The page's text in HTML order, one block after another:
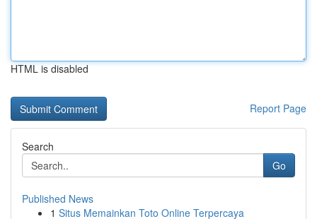
HTML is disabled
Report Page
Search
Go
Published News
1 Situs Memainkan Toto Online Terpercaya